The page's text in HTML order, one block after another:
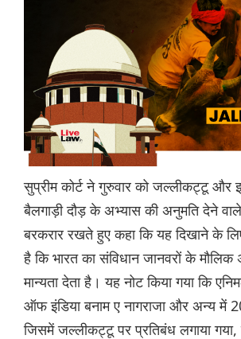
सुप्रीम कोर्ट ने गुरुवार को जल्लीकट्टू और
बैलगाड़ी दौड़ के अभ्यास की अनुमति देने
बरकरार रखते हुए कहा कि यह दिखाने के
है कि भारत का संविधान जानवरों के मौलिक
मान्यता देता है। यह नोट किया गया कि
ऑफ इंडिया बनाम ए नागराजा और अन्य में
जिसमें जल्लीकट्टू पर प्रतिबंध लगाया गया,